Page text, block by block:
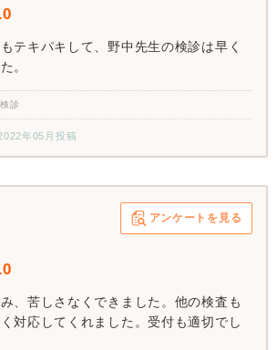
テキパキして、野中先生の検診は早く
。
診
年05月投稿
アンケートを見る
、苦しさなくできました。他の検査も
対応してくれました。受付も適切でし